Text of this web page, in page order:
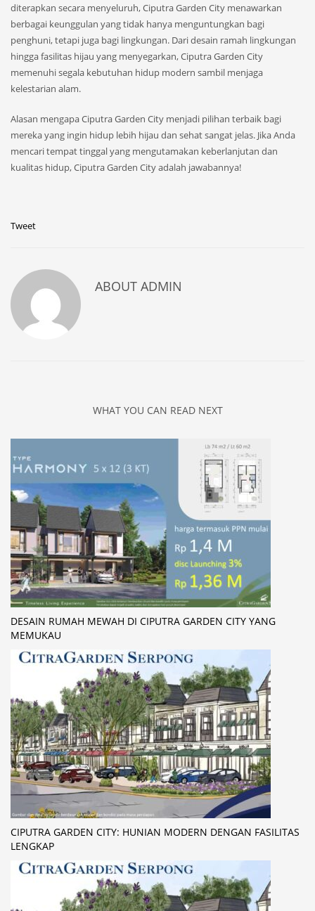
diterapkan secara menyeluruh, Ciputra Garden City menawarkan
berbagai keunggulan yang tidak hanya menguntungkan bagi
penghuni, tetapi juga bagi lingkungan. Dari desain ramah lingkungan
hingga fasilitas hijau yang menyegarkan, Ciputra Garden City
memenuhi segala kebutuhan hidup modern sambil menjaga
kelestarian alam.
Alasan mengapa Ciputra Garden City menjadi pilihan terbaik bagi
mereka yang ingin hidup lebih hijau dan sehat sangat jelas. Jika Anda
mencari tempat tinggal yang mengutamakan keberlanjutan dan
kualitas hidup, Ciputra Garden City adalah jawabannya!
Tweet
ABOUT ADMIN
WHAT YOU CAN READ NEXT
DESAIN RUMAH MEWAH DI CIPUTRA GARDEN CITY YANG
MEMUKAU
CIPUTRA GARDEN CITY: HUNIAN MODERN DENGAN FASILITAS
LENGKAP